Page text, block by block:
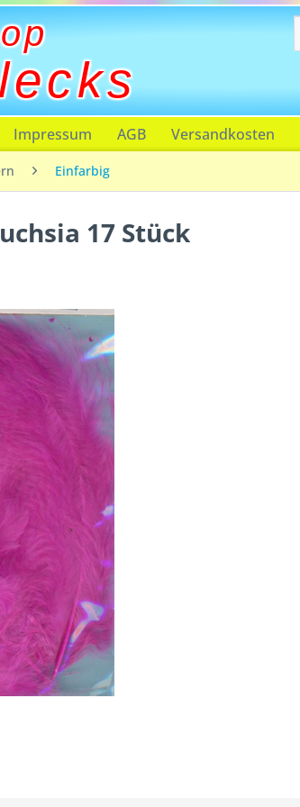
Impressum AGB Versandkosten
Einfarbig
17 Stück